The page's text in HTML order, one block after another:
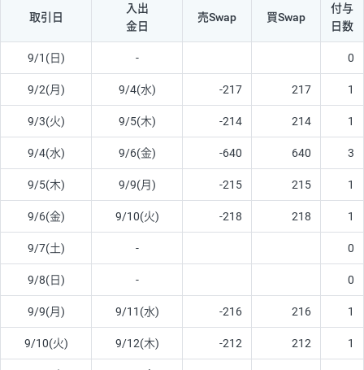
取引日
入出
金日
売Swap 買Swap
付与
日数
9/1(日) - 0
9/2(月) 9/4(水) -217 217 1
9/3(火) 9/5(木) -214 214 1
9/4(水) 9/6(金) -640 640 3
9/5(木) 9/9(月) -215 215 1
9/6(金) 9/10(火) -218 218 1
9/7(土) - 0
9/8(日) - 0
9/9(月) 9/11(水) -216 216 1
9/10(火) 9/12(木) -212 212 1